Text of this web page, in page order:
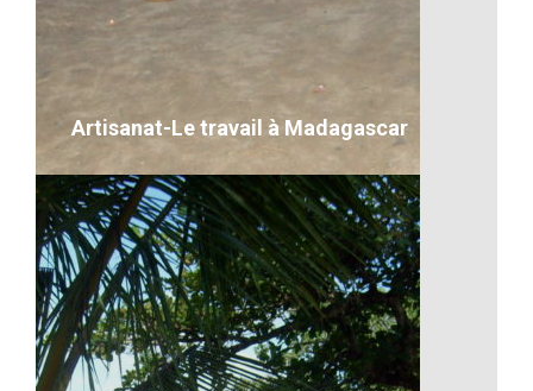
Madagascar route
Artisanat-Le travail à Madagascar